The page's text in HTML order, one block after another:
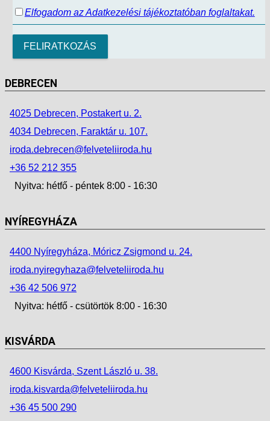
Elfogadom az Adatkezelési tájékoztatóban foglaltakat.
DEBRECEN
4025 Debrecen, Postakert u. 2.
4034 Debrecen, Faraktár u. 107.
iroda.debrecen@felveteliiroda.hu
+36 52 212 355
Nyitva: hétfő - péntek 8:00 - 16:30
NYÍREGYHÁZA
4400 Nyíregyháza, Móricz Zsigmond u. 24.
iroda.nyiregyhaza@felveteliiroda.hu
+36 42 506 972
Nyitva: hétfő - csütörtök 8:00 - 16:30
KISVÁRDA
4600 Kisvárda, Szent László u. 38.
iroda.kisvarda@felveteliiroda.hu
+36 45 500 290